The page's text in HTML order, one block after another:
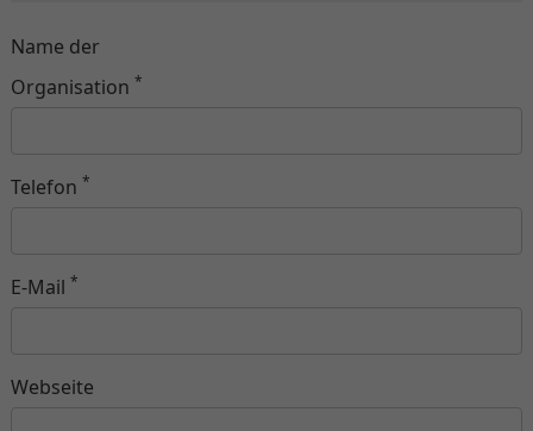
Name der
Organisation *
Telefon *
E-Mail *
Webseite